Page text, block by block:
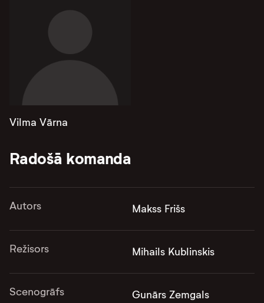
Vilma Vārna
Radošā komanda
Autors Makss Frišs
Režisors Mihails Kublinskis
Scenogrāfs Gunārs Zemgals